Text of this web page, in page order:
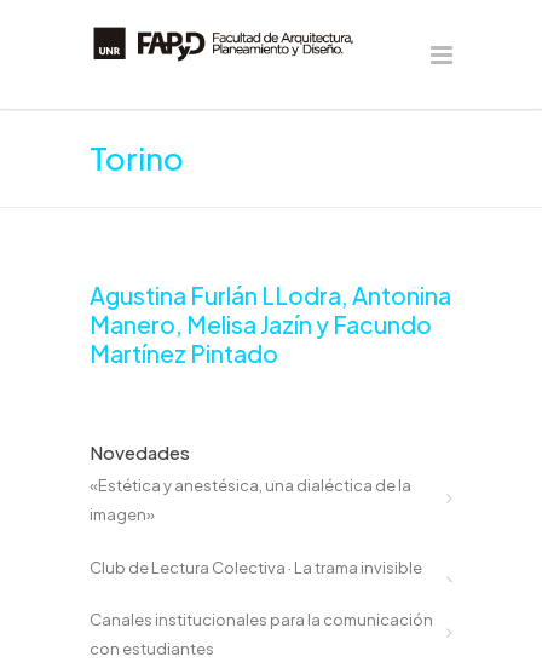
Torino
Agustina Furlán LLodra, Antonina
Manero, Melisa Jazín y Facundo
Martínez Pintado
Novedades
«Estética y anestésica, una dialéctica de la
imagen»
Club de Lectura Colectiva · La trama invisible
Canales institucionales para la comunicación
con estudiantes